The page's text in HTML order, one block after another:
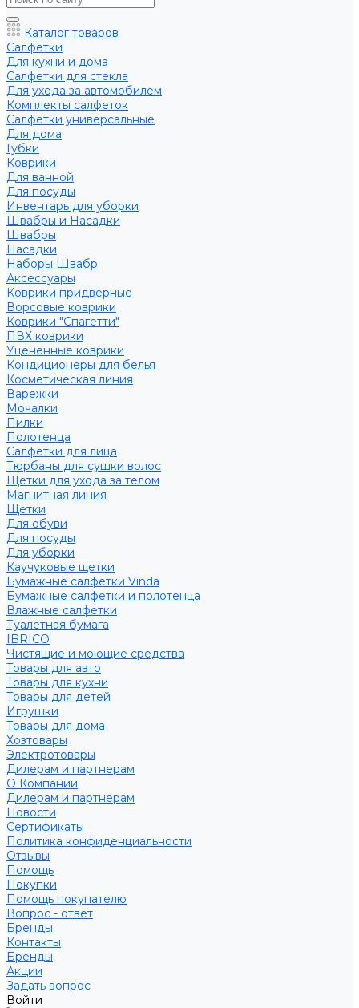
Каталог товаров
Салфетки
Для кухни и дома
Салфетки для стекла
Для ухода за автомобилем
Комплекты салфеток
Салфетки универсальные
Для дома
Губки
Коврики
Для ванной
Для посуды
Инвентарь для уборки
Швабры и Насадки
Швабры
Насадки
Наборы Швабр
Аксессуары
Коврики придверные
Ворсовые коврики
Коврики "Спагетти"
ПВХ коврики
Уцененные коврики
Кондиционеры для белья
Косметическая линия
Варежки
Мочалки
Пилки
Полотенца
Салфетки для лица
Тюрбаны для сушки волос
Щетки для ухода за телом
Магнитная линия
Щетки
Для обуви
Для посуды
Для уборки
Каучуковые щетки
Бумажные салфетки Vinda
Бумажные салфетки и полотенца
Влажные салфетки
Туалетная бумага
IBRICO
Чистящие и моющие средства
Товары для авто
Товары для кухни
Товары для детей
Игрушки
Товары для дома
Хозтовары
Электротовары
Дилерам и партнерам
О Компании
Дилерам и партнерам
Новости
Сертификаты
Политика конфиденциальности
Отзывы
Помощь
Покупки
Помощь покупателю
Вопрос - ответ
Бренды
Контакты
Бренды
Акции
Задать вопрос
Войти